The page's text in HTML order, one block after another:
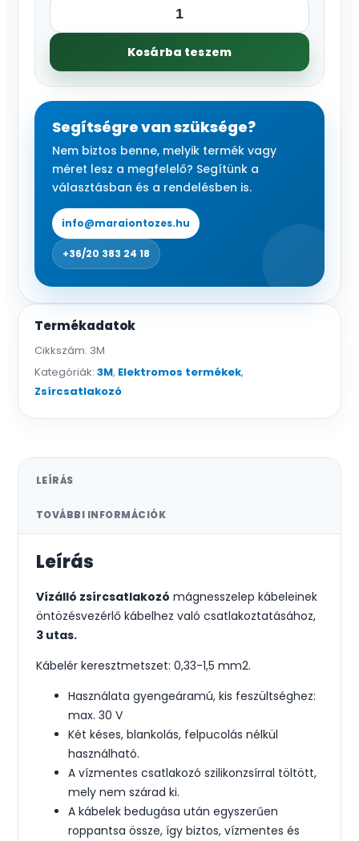
3M
szilikonos
kábelcsatlakozó
x
1,5
mennyiség
Kosárba teszem
Segítségre van szüksége?
Nem biztos benne, melyik termék vagy
méret lesz a megfelelő? Segítünk a
választásban és a rendelésben is.
info@maraiontozes.hu
+36/20 383 24 18
Termékadatok
Cikkszám: 3M
Kategóriák: 3M, Elektromos termékek,
Zsírcsatlakozó
LEÍRÁS
TOVÁBBI INFORMÁCIÓK
Leírás
Vízálló zsírcsatlakozó mágnesszelep kábeleinek
öntözésvezérlő kábelhez való csatlakoztatásához,
3 utas.
Kábelér keresztmetszet: 0,33-1,5 mm2.
Használata gyengeáramú, kis feszültséghez:
max. 30 V
Két késes, blankolás, felpucolás nélkül
használható.
A vízmentes csatlakozó szilikonzsírral töltött,
mely nem szárad ki.
A kábelek bedugása után egyszerűen
roppantsa össze, így biztos, vízmentes és